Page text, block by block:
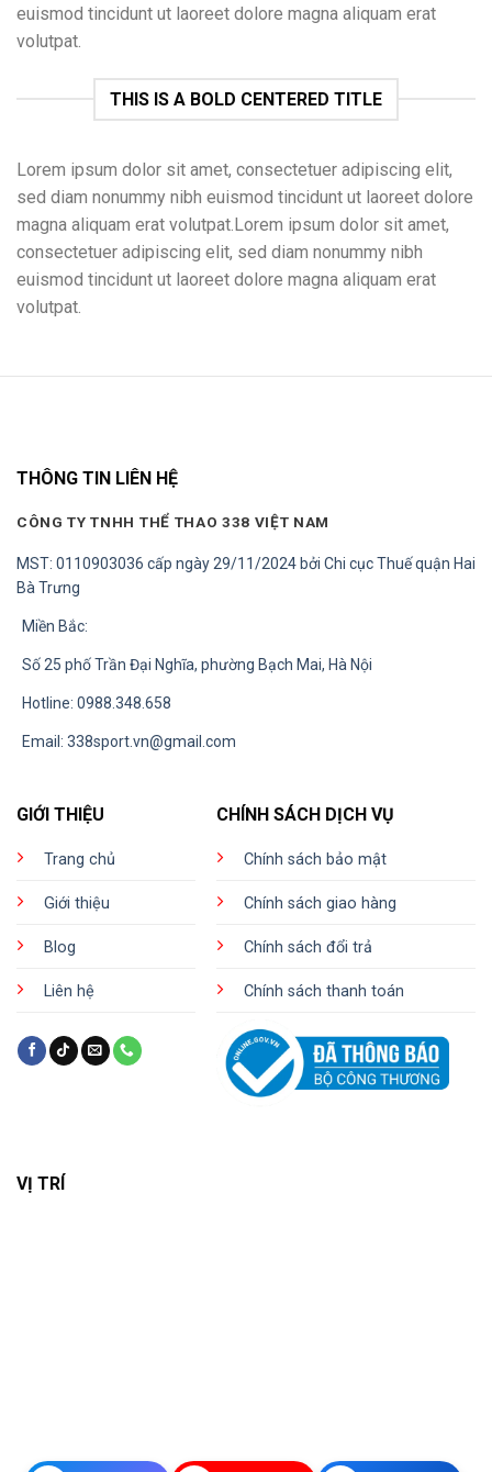
euismod tincidunt ut laoreet dolore magna aliquam erat
volutpat.
THIS IS A BOLD CENTERED TITLE
Lorem ipsum dolor sit amet, consectetuer adipiscing elit,
sed diam nonummy nibh euismod tincidunt ut laoreet dolore
magna aliquam erat volutpat.Lorem ipsum dolor sit amet,
consectetuer adipiscing elit, sed diam nonummy nibh
euismod tincidunt ut laoreet dolore magna aliquam erat
volutpat.
THÔNG TIN LIÊN HỆ
CÔNG TY TNHH THỂ THAO 338 VIỆT NAM
MST: 0110903036 cấp ngày 29/11/2024 bởi Chi cục Thuế quận Hai
Bà Trưng
Miền Bắc:
Số 25 phố Trần Đại Nghĩa, phường Bạch Mai, Hà Nội
Hotline: 0988.348.658
Email: 338sport.vn@gmail.com
GIỚI THIỆU
Trang chủ
Giới thiệu
Blog
Liên hệ
CHÍNH SÁCH DỊCH VỤ
Chính sách bảo mật
Chính sách giao hàng
Chính sách đổi trả
Chính sách thanh toán
VỊ TRÍ